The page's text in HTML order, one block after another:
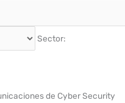
Sector:
de Cyber Security